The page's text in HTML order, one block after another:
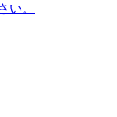
い。